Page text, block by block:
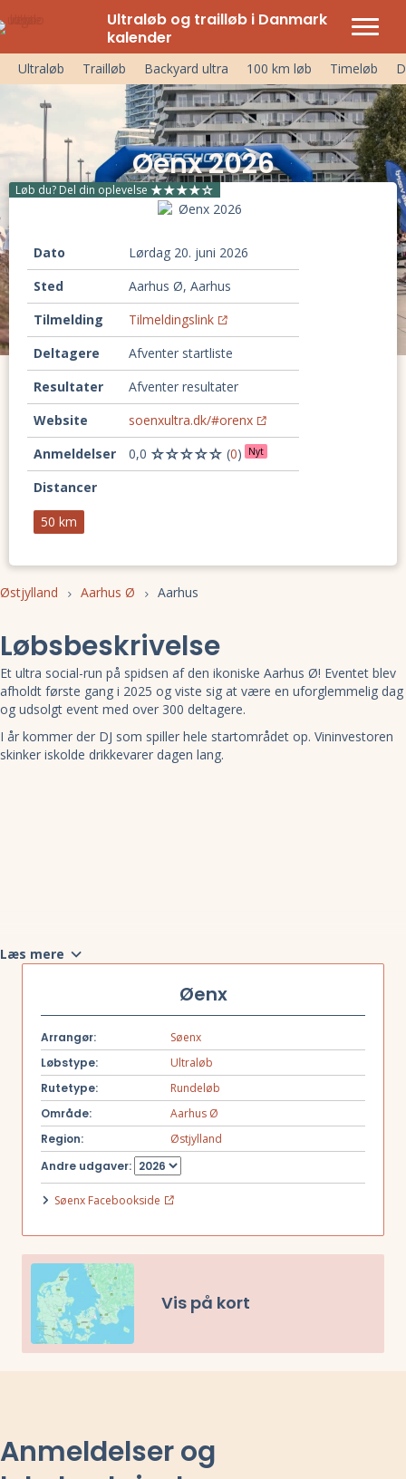
Ultraløb og trailløb i Danmark
kalender
Ultraløb Trailløb Backyard ultra 100 km løb Timeløb
Øenx 2026
Løb du? Del din oplevelse
Dato
lørdag 20. juni 2026
Sted
Aarhus Ø, Aarhus
Tilmelding
Tilmeldingslink
Deltagere
Afventer startliste
Resultater
Afventer resultater
Website
soenxultra.dk/#orenx
Anmeldelser
0,0 (0) Nyt
Distancer
50 km
Østjylland Aarhus Ø Aarhus
Løbsbeskrivelse
Et ultra social-run på spidsen af den ikoniske Aarhus Ø! Eventet blev
afholdt første gang i 2025 og viste sig at være en uforglemmelig dag
og udsolgt event med over 300 deltagere.
I år kommer der DJ som spiller hele startområdet op. Vininvestoren
skinker iskolde drikkevarer dagen lang.
Læs mere
Øenx
Arrangør:
Søenx
Løbstype:
Ultraløb
Rutetype:
Rundeløb
Område:
Aarhus Ø
Region:
Østjylland
Andre udgaver:
Søenx Facebookside
Vis på kort
Anmeldelser og